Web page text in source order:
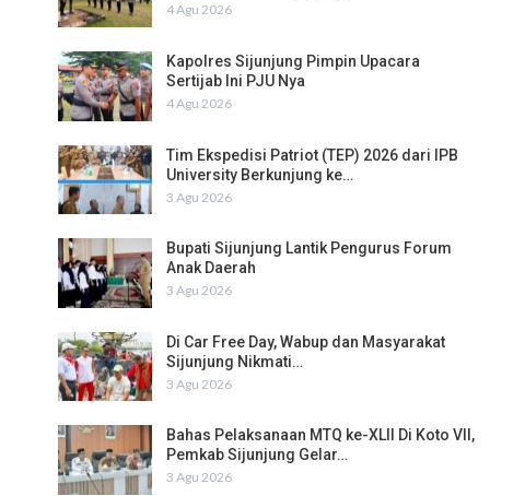
4 Agu 2026
Kapolres Sijunjung Pimpin Upacara
Sertijab Ini PJU Nya
4 Agu 2026
Tim Ekspedisi Patriot (TEP) 2026 dari IPB
University Berkunjung ke…
3 Agu 2026
Bupati Sijunjung Lantik Pengurus Forum
Anak Daerah
3 Agu 2026
Di Car Free Day, Wabup dan Masyarakat
Sijunjung Nikmati…
3 Agu 2026
Bahas Pelaksanaan MTQ ke-XLII Di Koto VII,
Pemkab Sijunjung Gelar…
3 Agu 2026